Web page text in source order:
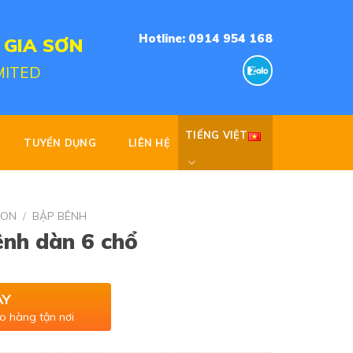
SƠN Hotline: 0914 954 168
TUYỂN DỤNG LIÊN HỆ
TIẾNG VIỆT
/ BẬP BÊNH
dàn 6 chổ
hàng tận nơi